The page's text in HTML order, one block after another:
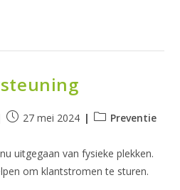
Bericht27 mei 2024 Berichtcategorie:
Preventie
uitgegaan van fysieke plekken.
om klantstromen te sturen.